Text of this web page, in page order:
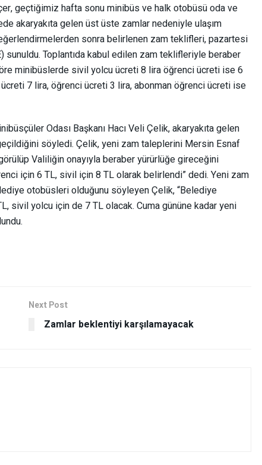
geçtiğimiz hafta sonu minibüs ve halk otobüsü oda ve
akaryakıta gelen üst üste zamlar nedeniyle ulaşım
sonra belirlenen zam teklifleri, pazartesi
sunuldu. Toplantıda kabul edilen zam teklifleriyle beraber
minibüslerde sivil yolcu ücreti 8 lira öğrenci ücreti ise 6
7 lira, öğrenci ücreti 3 lira, abonman öğrenci ücreti ise
Odası Başkanı Hacı Veli Çelik, akaryakıta gelen
söyledi. Çelik, yeni zam taleplerini Mersin Esnaf
Valiliğin onayıyla beraber yürürlüğe gireceğini
için 6 TL, sivil için 8 TL olarak belirlendi” dedi. Yeni zam
otobüsleri olduğunu söyleyen Çelik, “Belediye
sivil yolcu için de 7 TL olacak. Cuma gününe kadar yeni
Next Post
Zamlar beklentiyi karşılamayacak